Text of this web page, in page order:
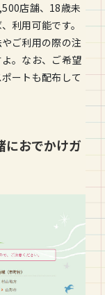
店舗、18歳未
利用可能です。
ご利用の際の注
。なお、ご希望
ートも配布して
おでかけガ